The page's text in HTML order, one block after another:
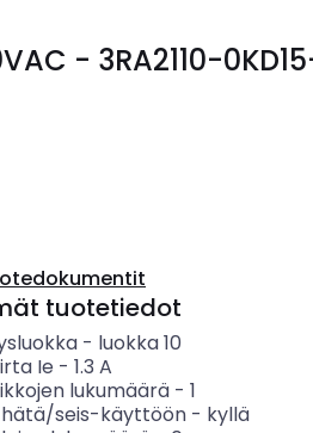
- 3RA2110-
tuotetiedot
- luokka 10
Ie - 1.3 A
lukumäärä- 1
hätä/seis-käyttöön- kyllä